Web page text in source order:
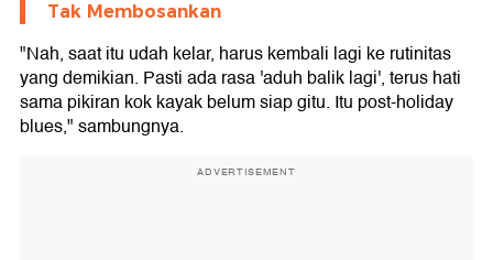
Tak Membosankan
"Nah, saat itu udah kelar, harus kembali lagi ke rutinitas
yang demikian. Pasti ada rasa 'aduh balik lagi', terus hati
sama pikiran kok kayak belum siap gitu. Itu post-holiday
blues," sambungnya.
ADVERTISEMENT